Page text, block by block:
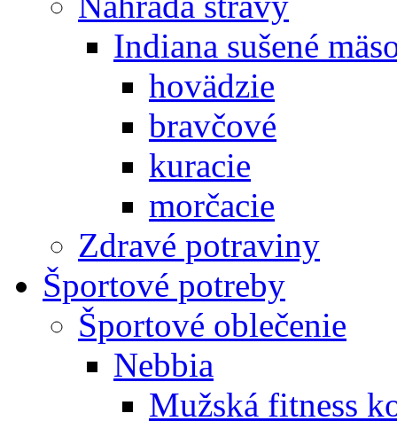
Indiana sušené
hovädzie
bravčové
kuracie
morčacie
Zdravé potraviny
Športové potreby
Športové oblečenie
Nebbia
Mužská fitness